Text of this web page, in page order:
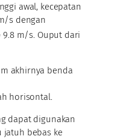
awal, kecepatan
s dengan
9.8 m/s. Ouput dari
akhirnya benda
horisontal.
dapat digunakan
bebas ke